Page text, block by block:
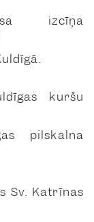
izcīņa
kuršu
pilskalna
Sv. Katrīnas